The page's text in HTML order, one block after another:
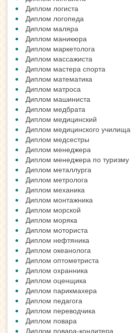
Диплом логиста
Диплом логопеда
Диплом маляра
Диплом маникюра
Диплом маркетолога
Диплом массажиста
Диплом мастера спорта
Диплом математика
Диплом матроса
Диплом машиниста
Диплом медбрата
Диплом медицинский
Диплом медицинского училища
Диплом медсестры
Диплом менеджера
Диплом менеджера по туризму
Диплом металлурга
Диплом метролога
Диплом механика
Диплом монтажника
Диплом морской
Диплом моряка
Диплом моториста
Диплом нефтяника
Диплом океанолога
Диплом оптометриста
Диплом охранника
Диплом оценщика
Диплом парикмахера
Диплом педагога
Диплом переводчика
Диплом повара
Диплом повара-кондитера